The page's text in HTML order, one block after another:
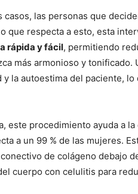
casos, las personas que
que respecta a esto, esta
rápida y fácil, permitiendo
más armonioso y
y la autoestima del paciente,
este procedimiento ayuda a
a un 99 % de las mujeres.
de colágeno debajo
cuerpo con celulitis para